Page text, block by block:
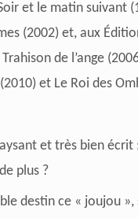
et le matin suivant
(2002) et, aux
de l’ange
et Le Roi des
et très bien écrit
plus ?
destin ce « joujou »,